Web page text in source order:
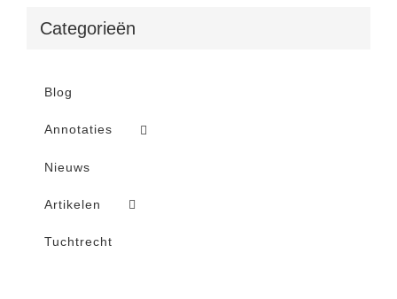
Categorieën
Blog
Annotaties
Nieuws
Artikelen
Tuchtrecht